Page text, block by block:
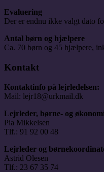
Evaluering
Der er endnu ikke valgt dato
Antal børn og hjælpere
Ca. 70 børn og 45 hjælpere,
Kontakt
Kontaktinfo på lejrledelsen:
Mail: lejr18@urkmail.dk
Lejrleder, børne- og
Pia Mikkelsen
Tlf.: 91 92 00 48
Lejrleder og
Astrid Olesen
Tlf.: 23 67 35 74